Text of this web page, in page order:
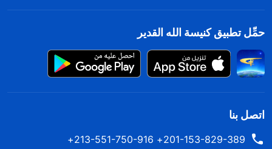
حمِّل تطبيق كنيسة الله القدير
اتصل بنا
201-153-829-389+ 213-551-750-916+